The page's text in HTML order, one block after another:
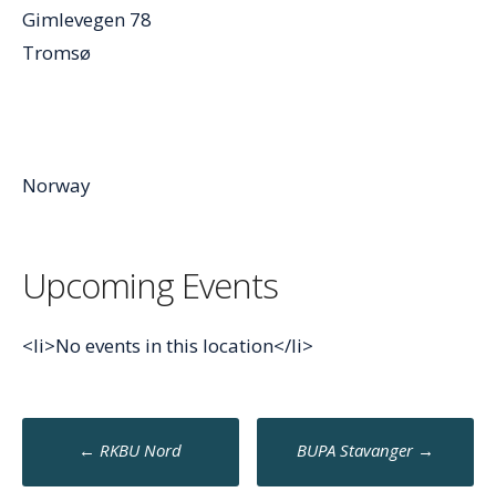
Gimlevegen 78
Tromsø
Norway
Upcoming Events
<li>No events in this location</li>
← RKBU Nord BUPA Stavanger →